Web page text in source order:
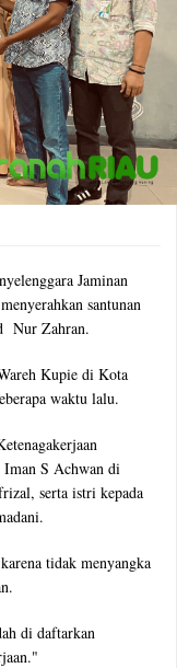
Jaminan
santunan
Nur Zahran.
Kupie di Kota
waktu lalu.
S Achwan di
serta istri kepada
tidak menyangka
di daftarkan